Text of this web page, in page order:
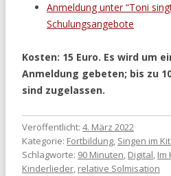
Anmeldung unter “Toni
Schulungsangebote
Kosten: 15 Euro. Es wird um
Anmeldung gebeten; bis zu
sind zugelassen.
Veröffentlicht: 4. März 2022
Kategorie: Fortbildung, Singen im
Schlagworte: 90 Minuten, Digital, Im
Kinderlieder, relative Solmisation